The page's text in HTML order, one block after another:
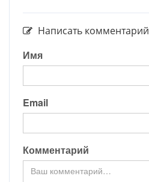
Написать комментарий
Имя
Email
Комментарий